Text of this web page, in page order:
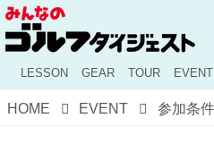
LESSON GEAR TOUR EVENT
HOME EVENT